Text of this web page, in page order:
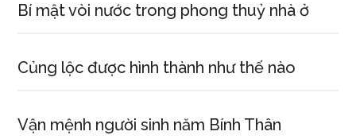
Bí mật vòi nước trong phong thuỷ nhà ở
Củng lộc được hình thành như thế nào
Vận mệnh người sinh năm Bính Thân